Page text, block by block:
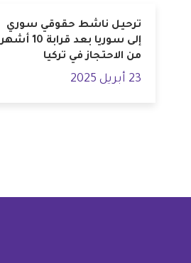
ترحيل ناشط حقوقي سوري
إلى سوريا بعد قرابة 10 أشهر
من الاحتجاز في تركيا
23 أبريل 2025